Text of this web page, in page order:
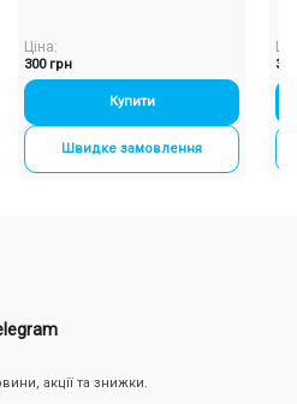
грн
+
Купити
Швидке замовлення
акції та знижки.